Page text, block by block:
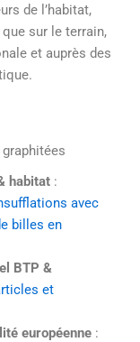
de l’habitat,
sur le terrain,
et auprès des
habitat:
avec
billes en
BTP &
et
européenne: